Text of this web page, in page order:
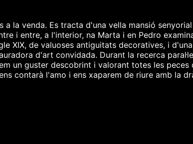
la venda. Es tracta d'una vella mansió
i entre, a l'interior, na Marta i en Pedro
XIX, de valuoses antiguitats decoratives, i
d'art convidada. Durant la recerca
un guster descobrint i valorant totes les peces
contarà l'amo i ens xaparem de riure amb la